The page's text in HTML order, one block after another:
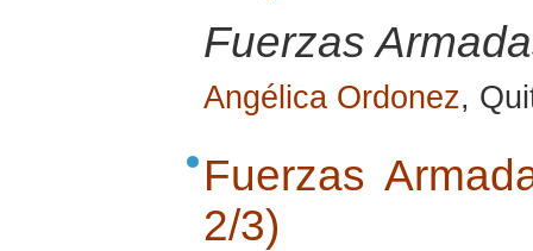
Fuerzas
Angélica Ordonez,
Fuerzas
2/3)